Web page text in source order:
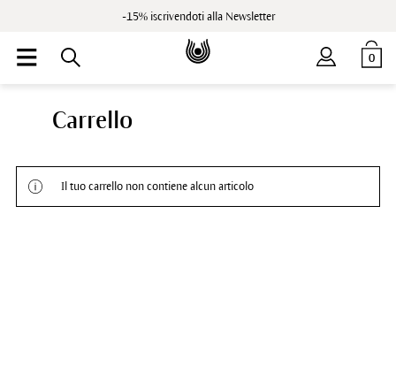
-15% iscrivendoti alla Newsletter
0
Carrello
Il tuo carrello non contiene alcun articolo